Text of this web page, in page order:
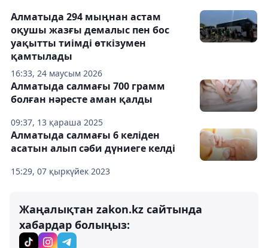
16:33, 24 маусым 2026
Алматыда 294 мыңнан астам
оқушы жазғы демалыс пен бос
уақытты тиімді өткізумен
қамтылады
09:37, 13 қараша 2025
Алматыда салмағы 700 грамм
болған нәресте аман қалды
15:29, 07 қыркүйек 2023
Алматыда салмағы 6 келіден
асатын алып сәби дүниеге келді
Жаңалықтан zakon.kz сайтында
хабардар болыңыз: